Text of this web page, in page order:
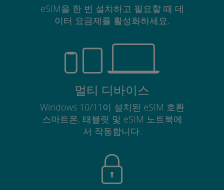
eSIM을 한 번 설치하고 필요할 때 데
이터 요금제를 활성화하세요.
멀티 디바이스
Windows 10/11이 설치된 eSIM 호환
스마트폰, 태블릿 및 eSIM 노트북에
서 작동합니다.